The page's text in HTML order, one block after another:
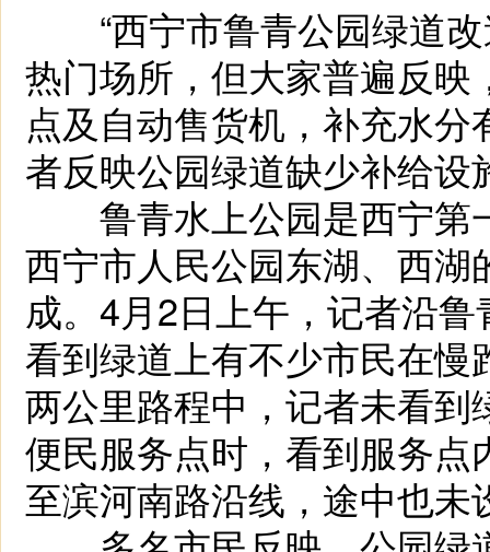
“西宁市鲁青公园绿道改
热门场所，但大家普遍反
点及自动售货机，补充水
者反映公园绿道缺少补给设
鲁青水上公园是西宁第
西宁市人民公园东湖、西
成。4月2日上午，记者沿
看到绿道上有不少市民在
两公里路程中，记者未看
便民服务点时，看到服务
至滨河南路沿线，途中也未